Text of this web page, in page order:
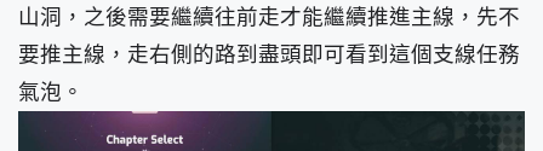
山洞，之後需要繼續往前走才能繼續推進主線，先不
要推主線，走右側的路到盡頭即可看到這個支線任務
氣泡。